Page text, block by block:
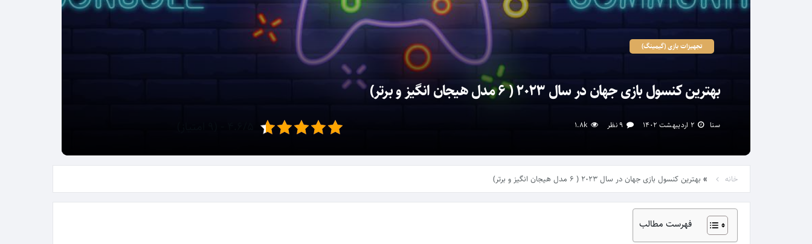
تجهیزات بازی (گیمینگ)
بهترین کنسول بازی جهان در سال ۲۰۲۳ ( ۶ مدل هیجان انگیز و برتر)
سنا ۲ اردیبهشت ۱۴۰۲ ۹ نظر 1.8k
خانه » بهترین کنسول بازی جهان در سال ۲۰۲۳ ( ۶ مدل هیجان انگیز و برتر)
فهرست مطالب